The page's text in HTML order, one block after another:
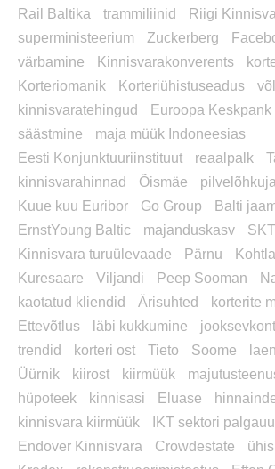
Rail Baltika
trammiliinid
Riigi
superministeerium
Zuckerberg
värbamine
Kinnisvarakonverents
Korteriomanik
Korteriühistuseadus
kinnisvaratehingud
Euroopa Keskpank
säästmine
maja müük Indoneesias
Eesti Konjunktuuriinstituut
reaalpalk
kinnisvarahinnad
Õismäe
Kuue kuu Euribor
Go Group
Balti
ErnstYoung Baltic
majanduskasv
SKT
Kinnisvara turuülevaade
Pärnu
Kuresaare
Viljandi Peep Sooman
kaotatud kliendid
Ärisuhted
korterite
Ettevõtlus
läbi kukkumine
trendid
korteri ost Tieto Soome
Üürnik
kiirost kiirmüük
hüpoteek
kinnisasi Eluase
kinnisvara kiirmüük
IKT sektori
Endover Kinnisvara
Crowdestate